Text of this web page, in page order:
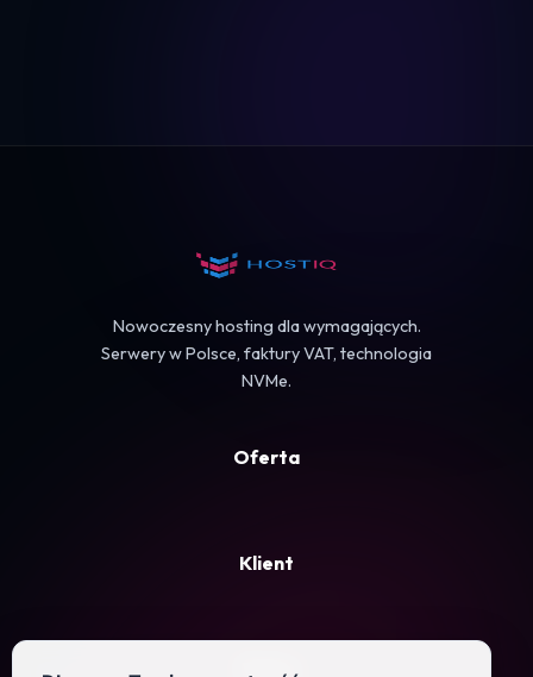
Nowoczesny hosting dla wymagających.
Serwery w Polsce, faktury VAT, technologia
NVMe.
Oferta
Klient
Firma